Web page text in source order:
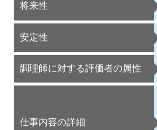
将来性
安定性
調理師に対する評価者の属性
仕事内容の詳細